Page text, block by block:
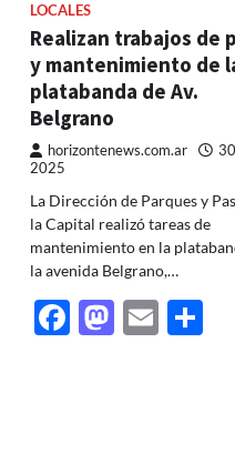
LOCALES
Realizan trabajos de
y mantenimiento de
platabanda de Av.
Belgrano
horizontenews.com.ar
2025
La Dirección de Parques y
la Capital realizó tareas de
mantenimiento en la
la avenida Belgrano,…
Facebook
Email